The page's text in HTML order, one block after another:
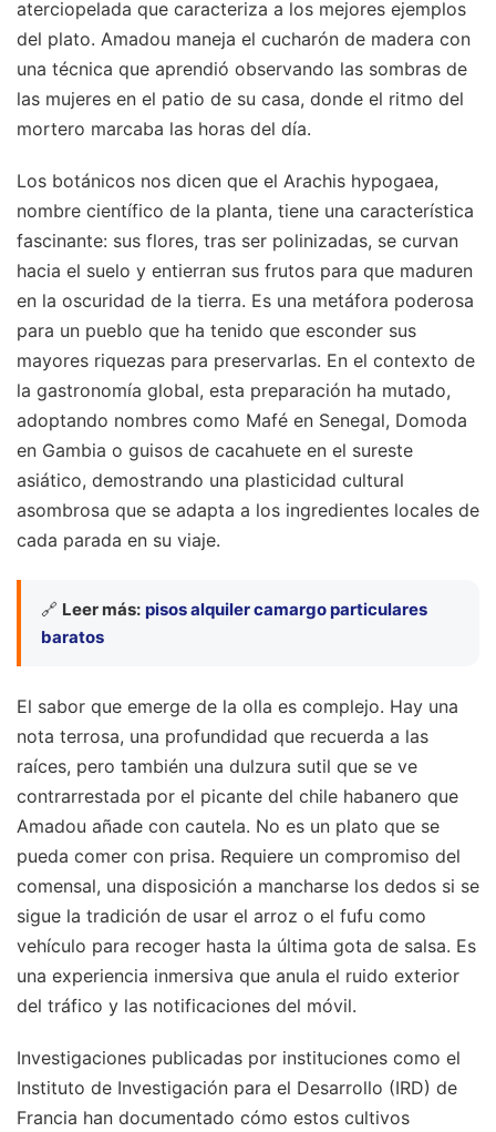
aterciopelada que caracteriza a los mejores ejemplos
del plato. Amadou maneja el cucharón de madera con
una técnica que aprendió observando las sombras de
las mujeres en el patio de su casa, donde el ritmo del
mortero marcaba las horas del día.
Los botánicos nos dicen que el Arachis hypogaea,
nombre científico de la planta, tiene una característica
fascinante: sus flores, tras ser polinizadas, se curvan
hacia el suelo y entierran sus frutos para que maduren
en la oscuridad de la tierra. Es una metáfora poderosa
para un pueblo que ha tenido que esconder sus
mayores riquezas para preservarlas. En el contexto de
la gastronomía global, esta preparación ha mutado,
adoptando nombres como Mafé en Senegal, Domoda
en Gambia o guisos de cacahuete en el sureste
asiático, demostrando una plasticidad cultural
asombrosa que se adapta a los ingredientes locales de
cada parada en su viaje.
🔗 Leer más: pisos alquiler camargo particulares
baratos
El sabor que emerge de la olla es complejo. Hay una
nota terrosa, una profundidad que recuerda a las
raíces, pero también una dulzura sutil que se ve
contrarrestada por el picante del chile habanero que
Amadou añade con cautela. No es un plato que se
pueda comer con prisa. Requiere un compromiso del
comensal, una disposición a mancharse los dedos si se
sigue la tradición de usar el arroz o el fufu como
vehículo para recoger hasta la última gota de salsa. Es
una experiencia inmersiva que anula el ruido exterior
del tráfico y las notificaciones del móvil.
Investigaciones publicadas por instituciones como el
Instituto de Investigación para el Desarrollo (IRD) de
Francia han documentado cómo estos cultivos